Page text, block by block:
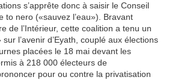
s’apprête donc à saisir le Conseil
to nero («sauvez l’eau»). Bravant
de l’Intérieur, cette coalition a tenu un
l’avenir d’Eyath, couplé aux élections
placées le 18 mai devant les
à 218 000 électeurs de
pour ou contre la privatisation